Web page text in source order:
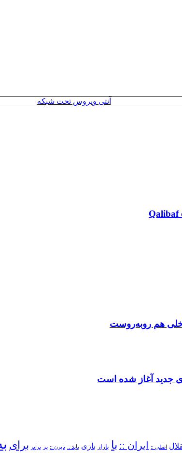
آنتی ویروس تحت شبکه
Qalibaf
هم روبه‌روست
جدید آغاز شده است
اصلی :: ایران :: با بازار بازی باید :: بایرن :: بر برابر برای